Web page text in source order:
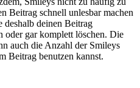
Beitrag schnell unlesbar machen
deshalb deinen Beitrag
oder gar komplett löschen. Die
auch die Anzahl der Smileys
Beitrag benutzen kannst.